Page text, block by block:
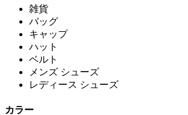
雑貨
バッグ
キャップ
ハット
ベルト
メンズ シューズ
レディース シューズ
カラー